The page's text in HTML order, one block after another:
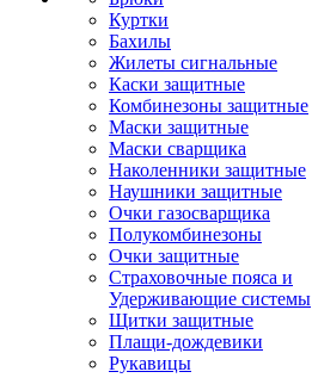
Куртки
Бахилы
Жилеты сигнальные
Каски защитные
Комбинезоны защитные
Маски защитные
Маски сварщика
Наколенники защитные
Наушники защитные
Очки газосварщика
Полукомбинезоны
Очки защитные
Страховочные пояса и
Удерживающие системы
Щитки защитные
Плащи-дождевики
Рукавицы